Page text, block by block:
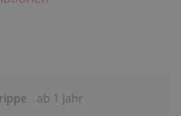
ab 1 Jahr